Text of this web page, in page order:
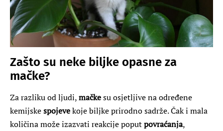
Zašto su neke biljke opasne za
mačke?
Za razliku od ljudi,mačkesu osjetljive na određene
kemijskespojevekoje biljke prirodno sadrže. Čak i mala
količina može izazvati reakcije poputpovraćanja,